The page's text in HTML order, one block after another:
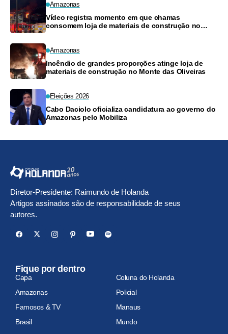
Amazonas
Vídeo registra momento em que chamas
consomem loja de materiais de construção no
Amazonas
Incêndio de grandes proporções atinge loja de
materiais de construção no Monte das Oliveiras
Eleições 2026
Cabo Daciolo oficializa candidatura ao governo do
Amazonas pelo Mobiliza
Diretor-Presidente: Raimundo de Holanda
Artigos assinados são de responsabilidade de seus
autores.
Fique por dentro
Capa
Coluna do Holanda
Amazonas
Policial
Famosos & TV
Manaus
Brasil
Mundo